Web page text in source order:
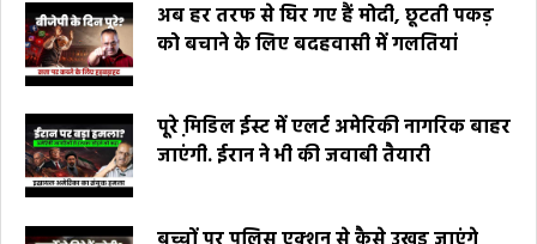
अब हर तरफ से घिर गए हैं मोदी, छूटती पकड़
को बचाने के लिए बदहवासी में गलतियां
पूरे मि़डिल ईस्ट में एलर्ट अमेरिकी नागरिक बाहर
जाएंगी. ईरान ने भी की जवाबी तैयारी